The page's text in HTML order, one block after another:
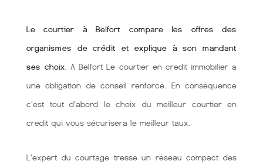
Le courtier à Belfort compare les offres des
organismes de crédit et explique à son mandant
ses choix . A Belfort Le courtier en credit immobilier a
une obligation de conseil renforcé. En conséquence
c'est tout d'abord le choix du meilleur courtier en
credit qui vous sécurisera le meilleur taux.
L'expert du courtage tresse un réseau compact des